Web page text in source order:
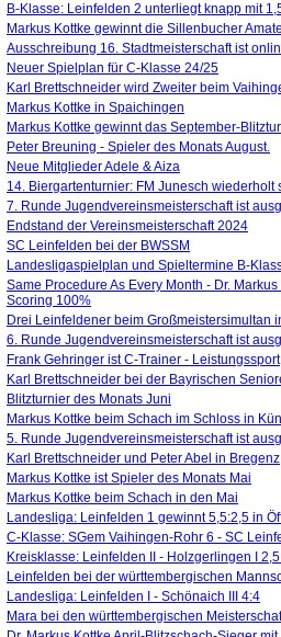
B-Klasse: Leinfelden 2 unterliegt knapp mit
Markus Kottke gewinnt die Sillenbucher
Ausschreibung 16. Stadtmeisterschaft ist
Neuer Spielplan für C-Klasse 24/25
Karl Brettschneider wird Zweiter beim
Markus Kottke in Spaichingen
Markus Kottke gewinnt das September-
Peter Breuning - Spieler des Monats August.
Neue Mitglieder Adele & Aiza
14. Biergartenturnier: FM Junesch wiederholt
7. Runde Jugendvereinsmeisterschaft ist
Endstand der Vereinsmeisterschaft 2024
SC Leinfelden bei der BWSSM
Landesligaspielplan und Spieltermine B-
Same Procedure As Every Month - Dr.
Scoring 100%
Drei Leinfeldener beim Großmeistersimultan
6. Runde Jugendvereinsmeisterschaft ist
Frank Gehringer ist C-Trainer - Leistungssport
Karl Brettschneider bei der Bayrischen
Blitzturnier des Monats Juni
Markus Kottke beim Schach im Schloss in
5. Runde Jugendvereinsmeisterschaft ist
Karl Brettschneider und Peter Abel in Bregenz
Markus Kottke ist Spieler des Monats Mai
Markus Kottke beim Schach in den Mai
Landesliga: Leinfelden 1 gewinnt 5,5:2,5 in
C-Klasse: SGem Vaihingen-Rohr 6 - SC
Kreisklasse: Leinfelden II - Holzgerlingen I
Leinfelden bei der württembergischen
Landesliga: Leinfelden I - Schönaich III 4:4
Mara bei den württembergischen